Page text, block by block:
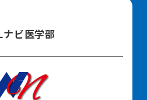
ビ医学部